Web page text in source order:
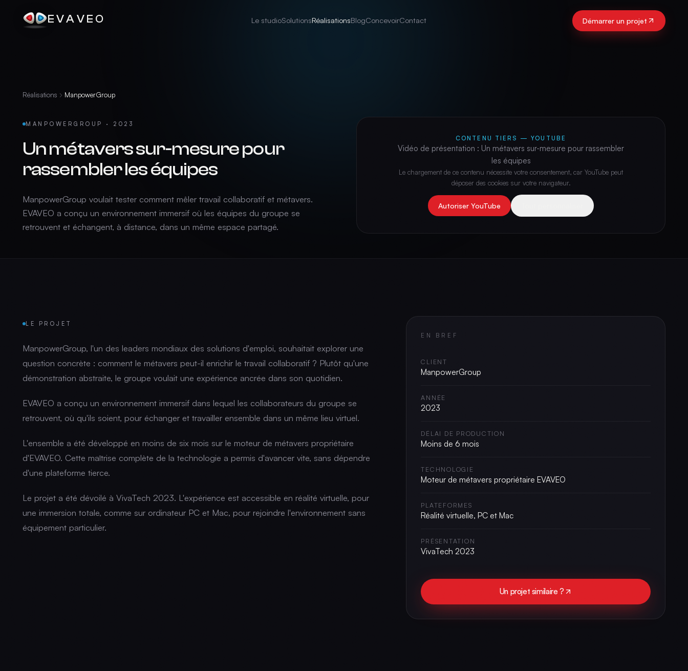
EVAVEO Le studioSolutionsRéalisationsBlogConcevoirContact Démarrer un projet
Réalisations ManpowerGroup
MANPOWERGROUP · 2023
Un métavers sur-mesure pour
rassembler les équipes
ManpowerGroup voulait tester comment mêler travail collaboratif et métavers.
EVAVEO a conçu un environnement immersif où les équipes du groupe se
retrouvent et échangent, à distance, dans un même espace partagé.
CONTENU TIERS —YOUTUBE
Vidéo de présentation : Un métavers sur-mesure pour rassembler
les équipes
Le chargement de ce contenu nécessite votre consentement, car YouTube peut
déposer des cookies sur votre navigateur.
Autoriser YouTube
LE PROJET
ManpowerGroup, l'un des leaders mondiaux des solutions d'emploi, souhaitait explorer une
question concrète : comment le métavers peut-il enrichir le travail collaboratif ? Plutôt qu'une
démonstration abstraite, le groupe voulait une expérience ancrée dans son quotidien.
EVAVEO a conçu un environnement immersif dans lequel les collaborateurs du groupe se
retrouvent, où qu'ils soient, pour échanger et travailler ensemble dans un même lieu virtuel.
L'ensemble a été développé en moins de six mois sur le moteur de métavers propriétaire
d'EVAVEO. Cette maîtrise complète de la technologie a permis d'avancer vite, sans dépendre
d'une plateforme tierce.
Le projet a été dévoilé à VivaTech 2023. L'expérience est accessible en réalité virtuelle, pour
une immersion totale, comme sur ordinateur PC et Mac, pour rejoindre l'environnement sans
équipement particulier.
EN BREF
CLIENT
ManpowerGroup
ANNÉE
2023
DÉLAI DE PRODUCTION
Moins de 6 mois
TECHNOLOGIE
Moteur de métavers propriétaire EVAVEO
PLATEFORMES
Réalité virtuelle, PC et Mac
PRÉSENTATION
VivaTech 2023
Un projet similaire ?